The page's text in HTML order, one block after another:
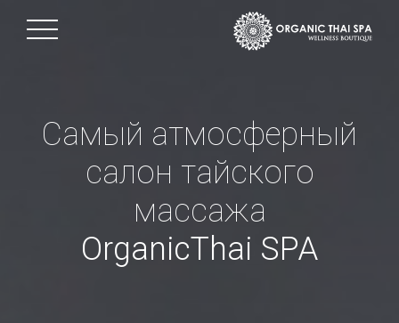
Самый атмосферный
салон тайского
массажа
OrganicThai SPA